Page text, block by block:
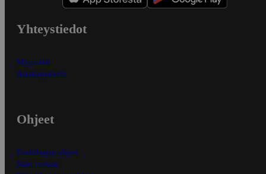
Yhteystiedot
Myymälät
Asiakaspalvelu
Ohjeet
Ensitilaajan ohjeet
Näin maksat